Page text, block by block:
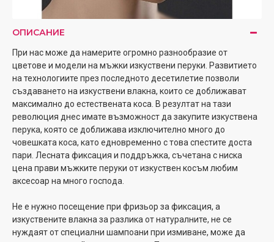
ОПИСАНИЕ
При нас може да намерите огромно разнообразие от
цветове и модели на мъжки изкуствени перуки. Развитието
на технологиите през последното десетилетие позволи
създаването на изкуствени влакна, които се доближават
максимално до естествената коса. В резултат на тази
революция днес имате възможност да закупите изкуствена
перука, която се доближава изключително много до
човешката коса, като едновременно с това спестите доста
пари. Лесната фиксация и поддръжка, съчетана с ниска
цена прави мъжките перуки от изкуствен косъм любим
аксесоар на много господа.
Не е нужно посещение при фризьор за фиксация, а
изкуствените влакна за разлика от натуралните, не се
нуждаят от специални шампоани при измиване, може да